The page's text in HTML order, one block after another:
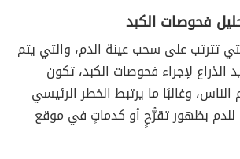
فحوصات الكبد
التي تترتب على سحب عينة الدم، والتي يتم
الذراع لإجراء فحوصات الكبد، تكون
وغالبًا ما يرتبط الخطر الرئيسي
للدم بظهور تقرُّحٍ أو كدماتٍ في موقع